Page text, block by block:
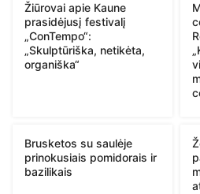
Žiūrovai apie Kaune
prasidėjusį festivalį
„ConTempo“:
„Skulptūriška, netikėta,
organiška“
Brusketos su saulėje
prinokusiais pomidorais ir
bazilikais